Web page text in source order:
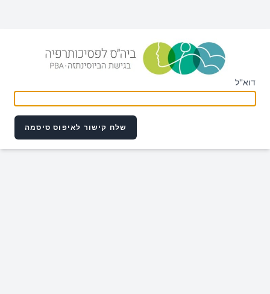
דוא''ל
שלח קישור לאיפוס סיסמה